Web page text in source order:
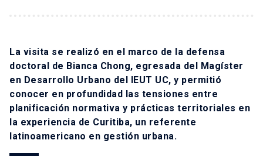
La visita se realizó en el marco de la defensa
doctoral de Bianca Chong, egresada del Magíster
en Desarrollo Urbano del IEUT UC, y permitió
conocer en profundidad las tensiones entre
planificación normativa y prácticas territoriales en
la experiencia de Curitiba, un referente
latinoamericano en gestión urbana.